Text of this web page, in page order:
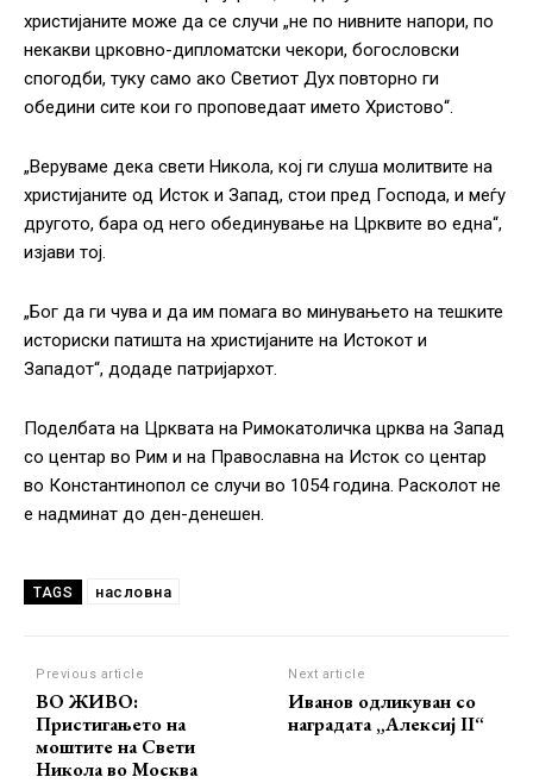
христијаните може да се случи „не по нивните напори, по
некакви црковно-дипломатски чекори, богословски
спогодби, туку само ако Светиот Дух повторно ги
обедини сите кои го проповедаат името Христово“.
„Веруваме дека свети Никола, кој ги слуша молитвите на
христијаните од Исток и Запад, стои пред Господа, и меѓу
другото, бара од него обединување на Црквите во една“,
изјави тој.
„Бог да ги чува и да им помага во минувањето на тешките
историски патишта на христијаните на Истокот и
Западот“, додаде патријархот.
Поделбата на Црквата на Римокатоличка црква на Запад
со центар во Рим и на Православна на Исток со центар
во Константинопол се случи во 1054 година. Расколот не
е надминат до ден-денешен.
TAGS насловна
Previous article
ВО ЖИВО:
Пристигањето на
моштите на Свети
Никола во Москва
Next article
Иванов одликуван со
наградата „Алексиј II“